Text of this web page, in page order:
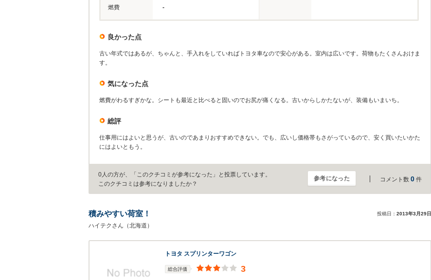
燃費 -
良かった点
古い年式ではあるが、ちゃんと、手入れをしていればトヨタ車なので安心がある。室内は広いです。荷物もたくさんおけま
す。
気になった点
燃費がわるすぎかな。シートも最近と比べると固いのでお尻が痛くなる。古いからしかたないが、装備もいまいち。
総評
仕事用にはよいと思うが、古いのであまりおすすめできない。でも、広いし価格帯もさがっているので、安く買いたいかた
にはよいともう。
0人の方が、「このクチコミが参考になった」と投票しています。
このクチコミは参考になりましたか？
参考になった コメント数 0 件
積みやすい荷室！ 投稿日： 2013年3月29日
ハイテクさん（北海道）
トヨタ スプリンターワゴン
総合評価 3